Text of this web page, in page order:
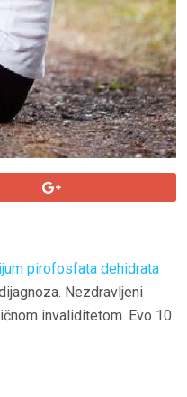
pirofosfata dehidrata
Nezdravljeni
invaliditetom. Evo 10